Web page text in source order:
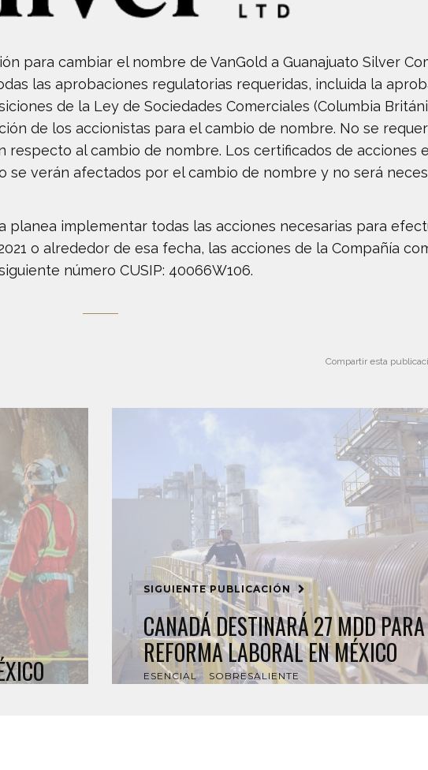
para cambiar el nombre de VanGold a Guanajuato Silver
las aprobaciones regulatorias requeridas, incluida la
de la Ley de Sociedades Comerciales (Columbia
de los accionistas para el cambio de nombre. No se
al cambio de nombre. Los certificados de acciones
verán afectados por el cambio de nombre y no será
planea implementar todas las acciones necesarias para
o alrededor de esa fecha, las acciones de la Compañía
número CUSIP: 40066W106.
Compartir esta
SIGUIENTE PUBLICACIÓN
CANADÁ DESTINARÁ 27 MDD
REFORMA LABORAL EN MÉXICO
ESENCIAL SOBRESALIENTE